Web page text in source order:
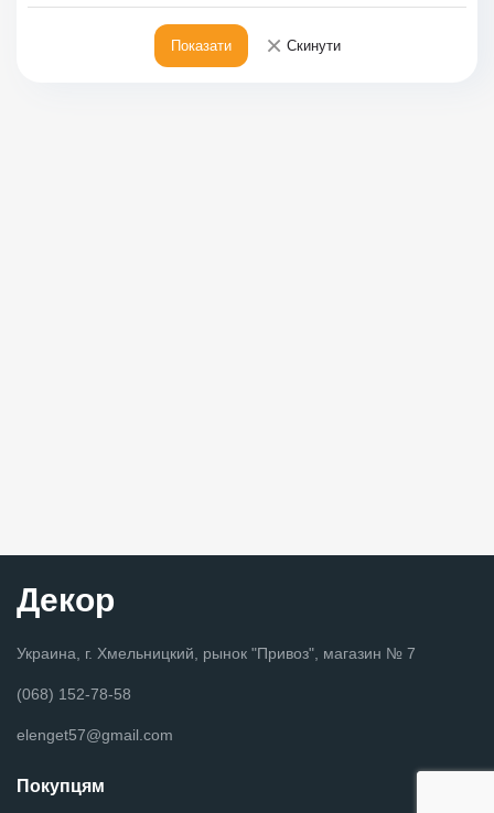
Показати × Скинути
Декор
Украина, г. Хмельницкий, рынок "Привоз", магазин № 7
(068) 152-78-58
elenget57@gmail.com
Покупцям